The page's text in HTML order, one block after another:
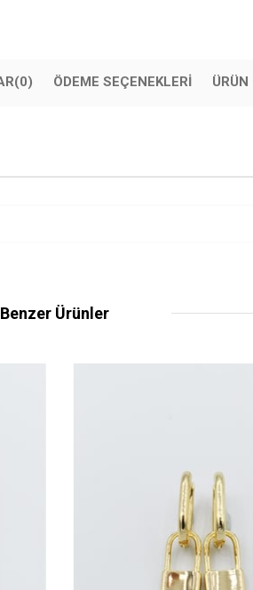
(0) ÖDEME SEÇENEKLERI ÜRÜN
Benzer Ürünler